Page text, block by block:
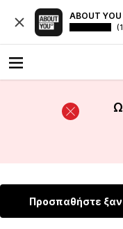
ABOUT
Προσπαθήστε